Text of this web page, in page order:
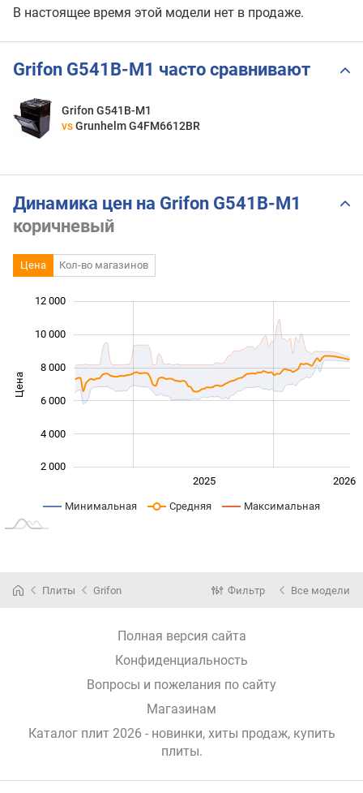
В настоящее время этой модели нет в продаже.
Grifon G541B-M1 часто сравнивают
Grifon G541B-M1
vs Grunhelm G4FM6612BR
Динамика цен на Grifon G541B-M1
коричневый
Цена Кол-во магазинов
Цена
2 000
4 000
6 000
8 000
10 000
12 000
2025 2026
Минимальная Средняя Максимальная
Плиты Grifon Фильтр Все модели
Полная версия сайта
Конфиденциальность
Вопросы и пожелания по сайту
Магазинам
Каталог плит 2026 - новинки, хиты продаж, купить
плиты.